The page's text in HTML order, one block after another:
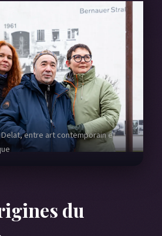
entre art contemporain et
du